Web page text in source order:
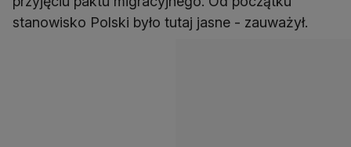
stanowisko Polski było tutaj jasne - zauważył.